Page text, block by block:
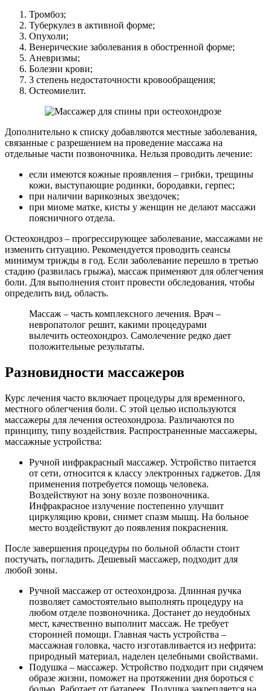
Тромбоз;
Туберкулез в активной форме;
Опухоли;
Венерические заболевания в обостренной форме;
Аневризмы;
Болезни крови;
3 степень недостаточности кровообращения;
Остеомиелит.
Дополнительно к списку добавляются местные заболевания,
связанные с разрешением на проведение массажа на
отдельные части позвоночника. Нельзя проводить лечение:
если имеются кожные проявления – грибки, трещины
кожи, выступающие родинки, бородавки, герпес;
при наличии варикозных звездочек;
при миоме матке, кисты у женщин не делают массажи
поясничного отдела.
Остеохондроз – прогрессирующее заболевание, массажами не
изменить ситуацию. Рекомендуется проводить сеансы
минимум трижды в год. Если заболевание перешло в третью
стадию (развилась грыжа), массаж применяют для облегчения
боли. Для выполнения стоит провести обследования, чтобы
определить вид, область.
Массаж – часть комплексного лечения. Врач –
невропатолог решит, какими процедурами
вылечить остеохондроз. Самолечение редко дает
положительные результаты.
Разновидности массажеров
Курс лечения часто включает процедуры для временного,
местного облегчения боли. С этой целью используются
массажеры для лечения остеохондроза. Различаются по
принципу, типу воздействия. Распространенные массажеры,
массажные устройства:
Ручной инфракрасный массажер. Устройство питается
от сети, относится к классу электронных гаджетов. Для
применения потребуется помощь человека.
Воздействуют на зону возле позвоночника.
Инфракрасное излучение постепенно улучшит
циркуляцию крови, снимет спазм мышц. На больное
место воздействуют до появления покраснения.
После завершения процедуры по больной области стоит
постучать, погладить. Дешевый массажер, подходит для
любой зоны.
Ручной массажер от остеохондроза. Длинная ручка
позволяет самостоятельно выполнять процедуру на
любом отделе позвоночника. Достанет до неудобных
мест, качественно выполнит массаж. Не требует
сторонней помощи. Главная часть устройства –
массажная головка, часто изготавливается из нефрита:
природный материал, наделен целебными свойствами.
Подушка – массажер. Устройство подходит при сидячем
образе жизни, поможет на протяжении дня бороться с